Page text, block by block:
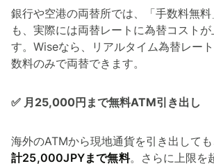
銀行や空港の両替所では、「手数料無
も、実際には両替レートに為替コスト
す。Wiseなら、リアルタイム為替レー
数料のみで両替できます。
✅ 月25,000円まで無料ATM引き出し
海外のATMから現地通貨を引き出しても
計25,000JPYまで無料。さらに上限を